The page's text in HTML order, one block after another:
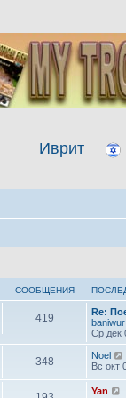
Иврит
СООБЩЕНИЯ
419
Re:
baniwur
Ср дек
348 Noel
Вс окт
Yan